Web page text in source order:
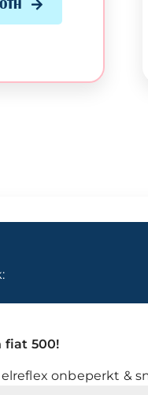
fiat 500!
onbeperkt &